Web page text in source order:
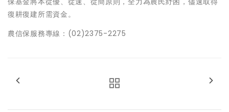
復耕復建所需資金。
農信保服務專線：(02)2375-2275